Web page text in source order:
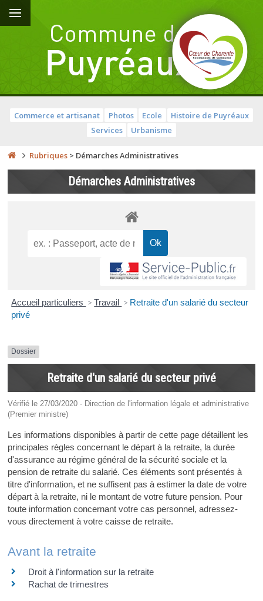
Commerce et artisanat Photos Ecole
Histoire de Puyréaux
Services
Urbanisme
Rubriques > Démarches Administratives
Démarches Administratives
Accueil particuliers > Travail > Retraite d'un salarié du secteur
privé
Dossier
Retraite d'un salarié du secteur privé
Vérifié le 27/03/2020 - Direction de l'information légale et administrative
(Premier ministre)
Les informations disponibles à partir de cette page détaillent les
principales règles concernant le départ à la retraite, la durée
d'assurance au régime général de la sécurité sociale et la
pension de retraite du salarié. Ces éléments sont présentés à
titre d'information, et ne suffisent pas à estimer la date de votre
départ à la retraite, ni le montant de votre future pension. Pour
toute information concernant votre cas personnel, adressez-
vous directement à votre caisse de retraite.
Avant la retraite
Droit à l'information sur la retraite
Rachat de trimestres